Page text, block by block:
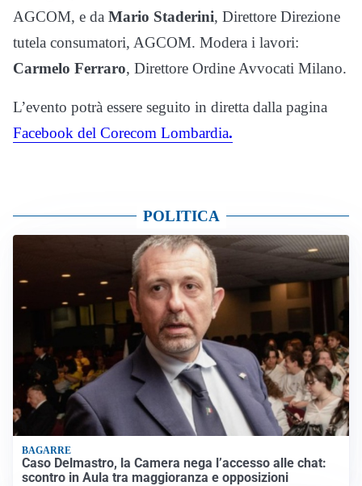
AGCOM, e da Mario Staderini, Direttore Direzione
tutela consumatori, AGCOM. Modera i lavori:
Carmelo Ferraro, Direttore Ordine Avvocati Milano.
L’evento potrà essere seguito in diretta dalla pagina
Facebook del Corecom Lombardia.
POLITICA
BAGARRE
Caso Delmastro, la Camera nega l’accesso alle chat:
scontro in Aula tra maggioranza e opposizioni